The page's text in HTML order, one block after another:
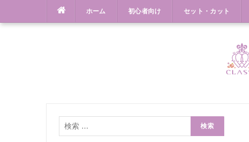
content
ホーム 初心者向け セット・カット
索: